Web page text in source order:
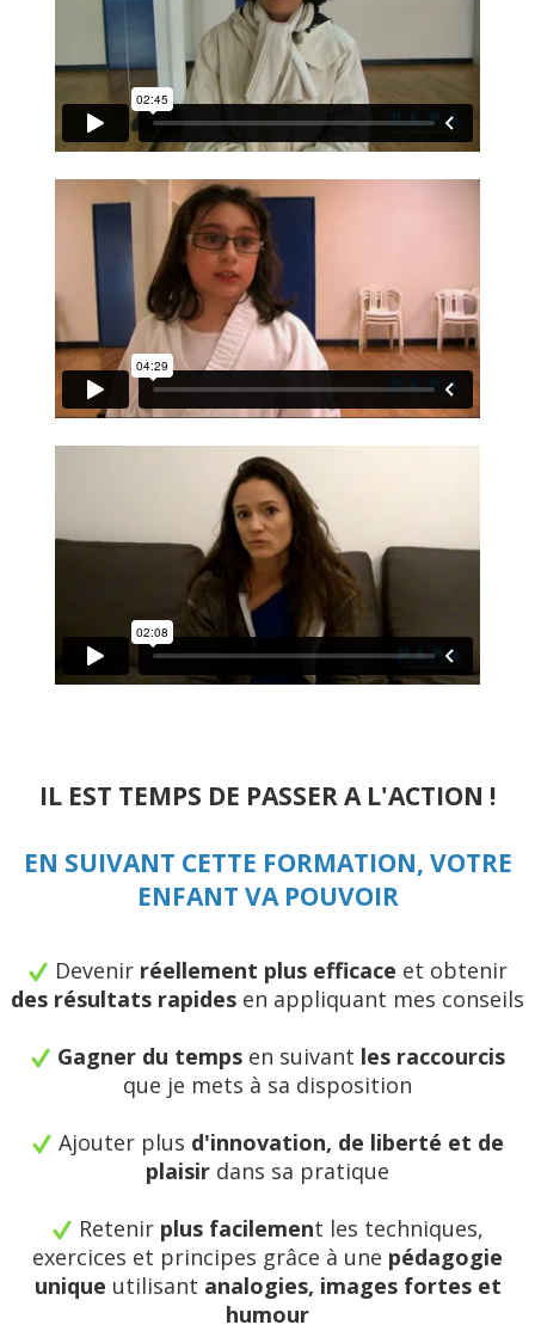
IL EST TEMPS DE PASSER A L'ACTION !
EN SUIVANT CETTE FORMATION, VOTRE
ENFANT VA POUVOIR
Devenir réellement plus efficace et obtenir
des résultats rapides en appliquant mes conseils
Gagner du temps en suivant les raccourcis
que je mets à sa disposition
Ajouter plus d'innovation, de liberté et de
plaisir dans sa pratique
Retenir plus facilement les techniques,
exercices et principes grâce à une pédagogie
unique utilisant analogies, images fortes et
humour